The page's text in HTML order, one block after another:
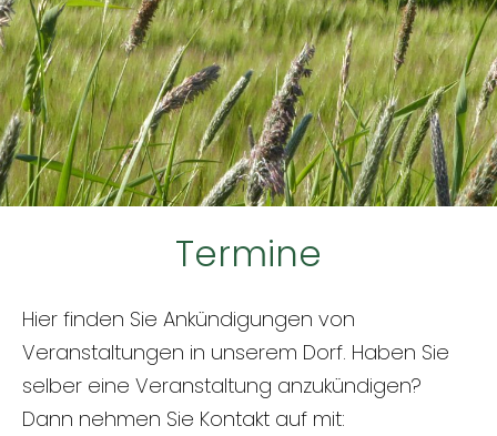
Termine
Hier finden Sie Ankündigungen von
Veranstaltungen in unserem Dorf. Haben Sie
selber eine Veranstaltung anzukündigen?
Dann nehmen Sie Kontakt auf mit: